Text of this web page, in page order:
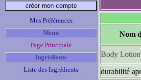
Mes Préférences
Menu
Page Principale
Ingrédients
Liste des Ingrédients
Nom
Body
durabilité